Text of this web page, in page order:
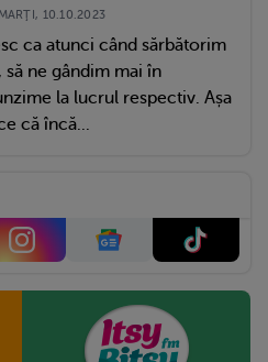
10.10.2023
ca atunci când sărbătorim
să ne gândim mai în
la lucrul respectiv. Așa
că încă...